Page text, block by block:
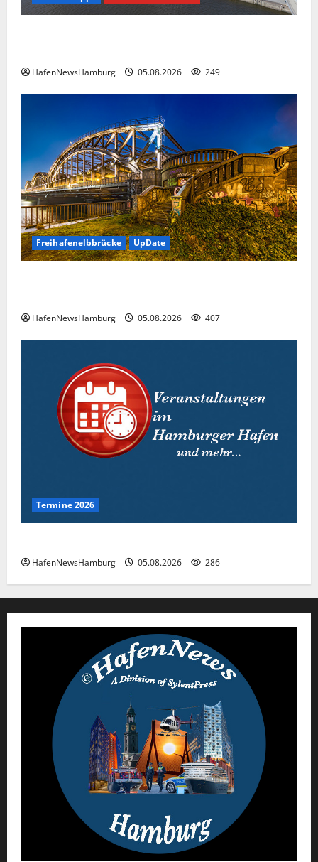
HafenNewsHamburg 05.08.2026 249
Freihafenelbbrücke UpDate
HafenNewsHamburg 05.08.2026 407
Termine 2026
HafenNewsHamburg 05.08.2026 286